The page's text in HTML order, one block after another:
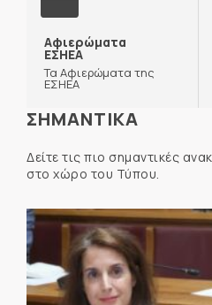
Αφιερώματα
ΕΣΗΕΑ
Τα Αφιερώματα της
ΕΣΗΕΑ
ΣΗΜΑΝΤΙΚΑ
Δείτε τις πιο σημαντικές
στο χώρο του Τύπου.